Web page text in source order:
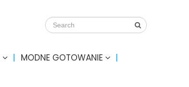
MODNE GOTOWANIE